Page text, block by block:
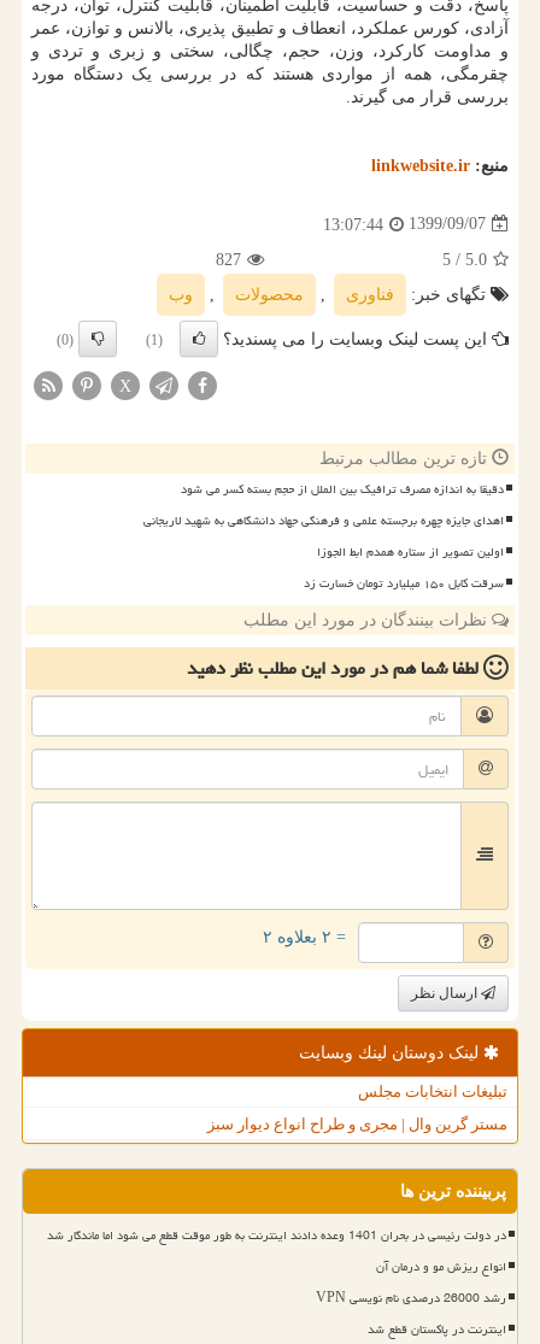
پاسخ، دقت و حساسیت، قابلیت اطمینان، قابلیت کنترل، توان، درجه
آزادی، کورس عملکرد، انعطاف و تطبیق پذیری، بالانس و توازن، عمر
و مداومت کارکرد، وزن، حجم، چگالی، سختی و زبری و تردی و
چقرمگی، همه از مواردی هستند که در بررسی یک دستگاه مورد
بررسی قرار می گیرند.
منبع: linkwebsite.ir
1399/09/07
13:07:44
5.0
/ 5
827
تگهای خبر:
فناوری , محصولات , وب
این پست لینک وبسایت را می پسندید؟ (1)
(0)
X
تازه ترین مطالب مرتبط
دقیقا به اندازه مصرف ترافیک بین الملل از حجم بسته کسر می شود
اهدای جایزه چهره برجسته علمی و فرهنگی جهاد دانشگاهی به شهید لاریجانی
اولین تصویر از ستاره همدم ابط الجوزا
سرقت کابل ۱۵۰ میلیارد تومان خسارت زد
نظرات بینندگان در مورد این مطلب
لطفا شما همدر مورد این مطلبنظر دهید
= ۲ بعلاوه ۲
ارسال نظر
لینک دوستان لینك وبسایت
تبلیغات انتخابات مجلس
مستر گرین وال | مجری و طراح انواع دیوار سبز
پربیننده ترین ها
در دولت رئیسی در بحران 1401 وعده دادند اینترنت به طور موقت قطع می شود اما ماندگار شد
انواع ریزش مو و درمان آن
رشد 26000 درصدی نام نویسی VPN
اینترنت در پاکستان قطع شد